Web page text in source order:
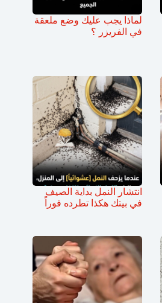
لماذا يجب عليك وضع ملعقة
في الفريزر ؟
انتشار النمل بداية الصيف
في بيتك هكذا تطرده فوراً